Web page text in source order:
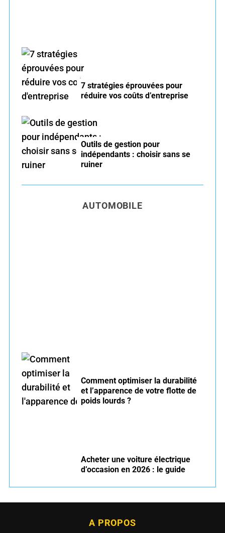
7 stratégies éprouvées pour
réduire vos coûts d’entreprise
Outils de gestion pour
indépendants : choisir sans se
ruiner
AUTOMOBILE
Comment optimiser la durabilité
et l’apparence de votre flotte de
poids lourds ?
Acheter une voiture électrique
d’occasion en 2026 : le guide
A PROPOS